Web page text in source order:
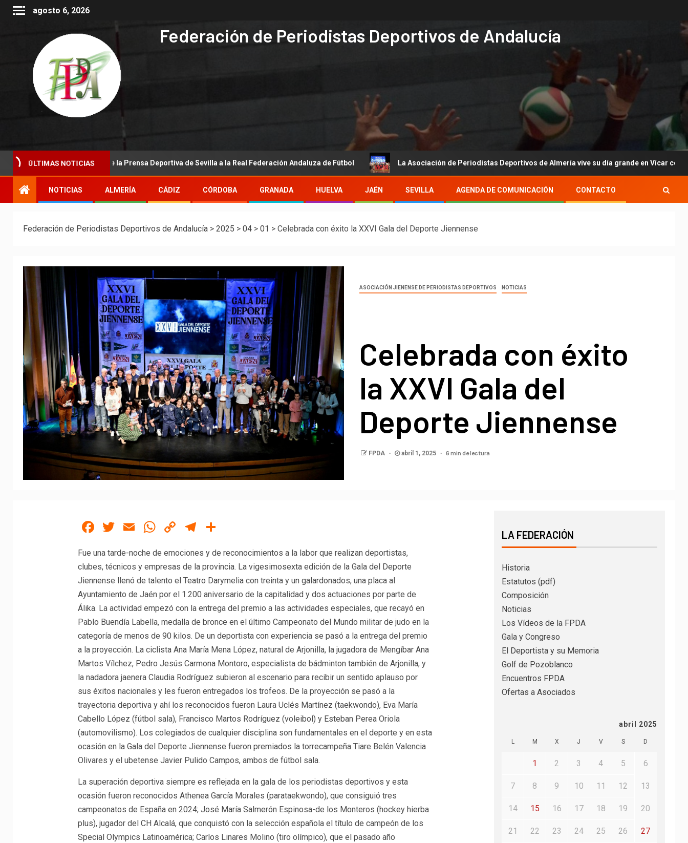
agosto 6, 2026
Federación de Periodistas Deportivos de Andalucía
ÚLTIMAS NOTICIAS
de la Asociación de la Prensa Deportiva de Sevilla a la Real Federación Andaluza de Fútbol La Asociación de Periodistas Deportivos de Almería vive su día grande en Vícar con su gala anual
NOTICIAS ALMERÍA CÁDIZ CÓRDOBA GRANADA HUELVA JAÉN SEVILLA AGENDA DE COMUNICACIÓN CONTACTO
Federación de Periodistas Deportivos de Andalucía > 2025 > 04 > 01 > Celebrada con éxito la XXVI Gala del Deporte Jiennense
ASOCIACIÓN JIENENSE DE PERIODISTAS DEPORTIVOS NOTICIAS
Celebrada con éxito
la XXVI Gala del
Deporte Jiennense
FPDA abril 1, 2025 6 min de lectura
Facebook
Twitter
EmailWhatsApp
CopyTelegram
Fue una tarde-noche de emociones y de reconocimientos a la labor que realizan deportistas,
clubes, técnicos y empresas de la provincia. La vigesimosexta edición de la Gala del Deporte
Jiennense llenó de talento el Teatro Darymelia con treinta y un galardonados, una placa al
Ayuntamiento de Jaén por el 1.200 aniversario de la capitalidad y dos actuaciones por parte de
Álika. La actividad empezó con la entrega del premio a las actividades especiales, que recayó en
Pablo Buendía Labella, medalla de bronce en el último Campeonato del Mundo militar de judo en la
categoría de menos de 90 kilos. De un deportista con experiencia se pasó a la entrega del premio
a la proyección. La ciclista Ana María Mena López, natural de Arjonilla, la jugadora de Mengíbar Ana
Martos Vílchez, Pedro Jesús Carmona Montoro, especialista de bádminton también de Arjonilla, y
la nadadora jaenera Claudia Rodríguez subieron al escenario para recibir un sentido aplauso por
sus éxitos nacionales y les fueron entregados los trofeos. De la proyección se pasó a la
trayectoria deportiva y ahí los reconocidos fueron Laura Uclés Martínez (taekwondo), Eva María
Cabello López (fútbol sala), Francisco Martos Rodríguez (voleibol) y Esteban Perea Oriola
(automovilismo). Los colegiados de cualquier disciplina son fundamentales en el deporte y en esta
ocasión en la Gala del Deporte Jiennense fueron premiados la torrecampeña Tiare Belén Valencia
Olivares y el ubetense Javier Pulido Campos, ambos de fútbol sala.
La superación deportiva siempre es reflejada en la gala de los periodistas deportivos y esta
ocasión fueron reconocidos Athenea García Morales (parataekwondo), que consiguió tres
campeonatos de España en 2024; José María Salmerón Espinosa-de los Monteros (hockey hierba
plus), jugador del CH Alcalá, que conquistó con la selección española el título de campeón de los
Special Olympics Latinoamérica; Carlos Linares Molino (tiro olímpico), que el pasado año
LA FEDERACIÓN
Historia
Estatutos (pdf)
Composición
Noticias
Los Vídeos de la FPDA
Gala y Congreso
El Deportista y su Memoria
Golf de Pozoblanco
Encuentros FPDA
Ofertas a Asociados
abril 2025
L M X J V S D
1 2 3 4 5 6
7 8 9 10 11 12 13
14 15 16 17 18 19 20
21 22 23 24 25 26 27